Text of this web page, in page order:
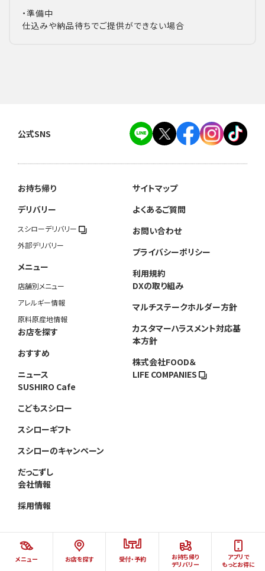
メニュー お店を探す 受付・予約
お持ち帰り
デリバリー
アプリで
もっとお得に
・準備中
仕込みや納品待ちでご提供ができない場合
公式SNS
お持ち帰り
デリバリー
スシローデリバリー
外部デリバリー
メニュー
店舗別メニュー
アレルギー情報
原料原産地情報
お店を探す
おすすめ
ニュース
SUSHIRO Cafe
こどもスシロー
スシローギフト
スシローのキャンペーン
だっこずし
会社情報
採用情報
サイトマップ
よくあるご質問
お問い合わせ
プライバシーポリシー
利用規約
DXの取り組み
マルチステークホルダー方針
カスタマーハラスメント対応基
本方針
株式会社FOOD＆
LIFE COMPANIES
©AKINDO SUSHIRO CO.,LTD.ALL RIGHTS RESERVED.